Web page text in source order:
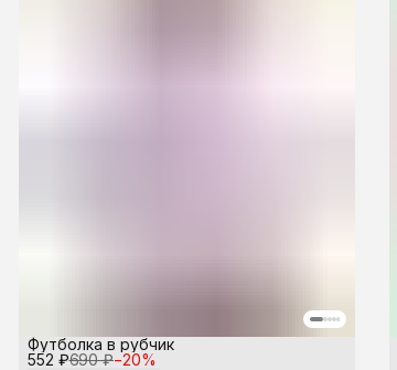
552 ₽690 ₽−20%
Футболка в рубчик